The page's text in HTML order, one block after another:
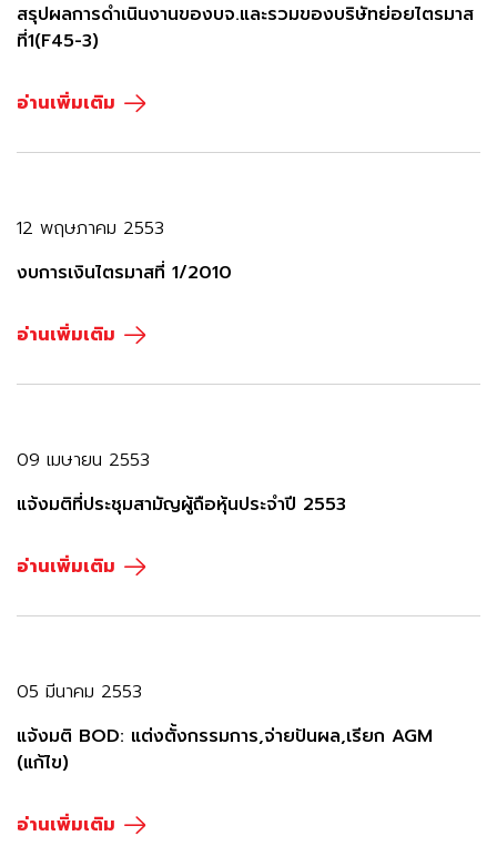
สรุปผลการดำเนินงานของบจ.และรวมของบริษัทย่อยไตรมาส
ที่1(F45-3)
อ่านเพิ่มเติม
12 พฤษภาคม 2553
งบการเงินไตรมาสที่ 1/2010
อ่านเพิ่มเติม
09 เมษายน 2553
แจ้งมติที่ประชุมสามัญผู้ถือหุ้นประจำปี 2553
อ่านเพิ่มเติม
05 มีนาคม 2553
แจ้งมติ BOD: แต่งตั้งกรรมการ,จ่ายปันผล,เรียก AGM
(แก้ไข)
อ่านเพิ่มเติม